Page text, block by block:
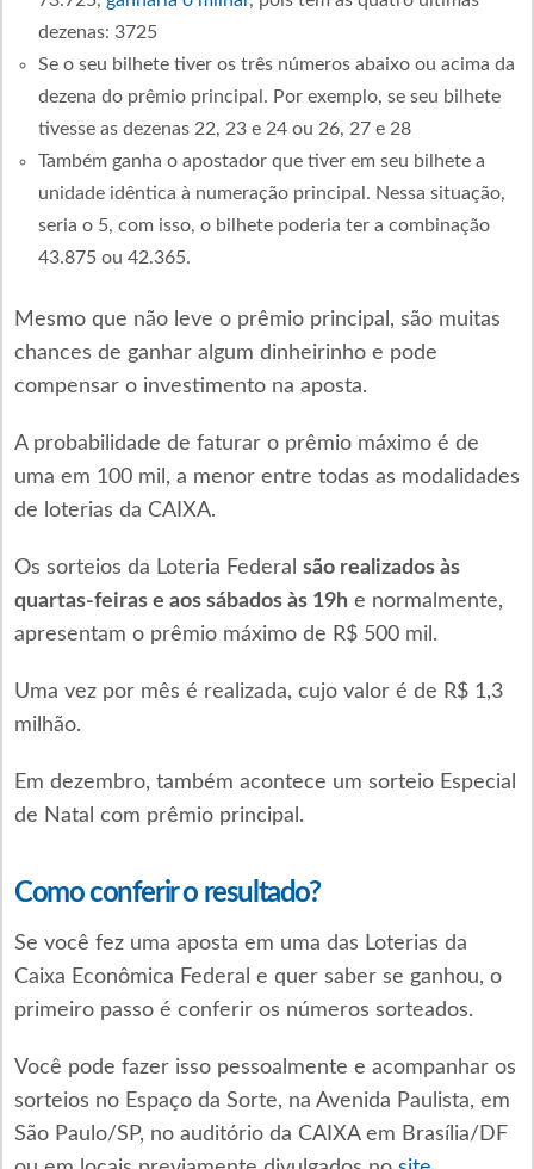
dezenas: 3725
Se o seu bilhete tiver os três números abaixo ou acima da
dezena do prêmio principal. Por exemplo, se seu bilhete
tivesse as dezenas 22, 23 e 24 ou 26, 27 e 28
Também ganha o apostador que tiver em seu bilhete a
unidade idêntica à numeração principal. Nessa situação,
seria o 5, com isso, o bilhete poderia ter a combinação
43.875 ou 42.365.
Mesmo que não leve o prêmio principal, são muitas
chances de ganhar algum dinheirinho e pode
compensar o investimento na aposta.
A probabilidade de faturar o prêmio máximo é de
uma em 100 mil, a menor entre todas as modalidades
de loterias da CAIXA.
Os sorteios da Loteria Federal são realizados às
quartas-feiras e aos sábados às 19he normalmente,
apresentam o prêmio máximo de R$ 500 mil.
Uma vez por mês é realizada, cujo valor é de R$ 1,3
milhão.
Em dezembro, também acontece um sorteio Especial
de Natal com prêmio principal.
Como conferir o resultado?
Se você fez uma aposta em uma das Loterias da
Caixa Econômica Federal e quer saber se ganhou, o
primeiro passo é conferir os números sorteados.
Você pode fazer isso pessoalmente e acompanhar os
sorteios no Espaço da Sorte, na Avenida Paulista, em
São Paulo/SP, no auditório da CAIXA em Brasília/DF